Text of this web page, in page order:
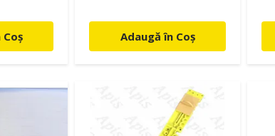
Adaugă în Coș